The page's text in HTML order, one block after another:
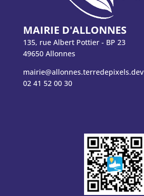
MAIRIE D'ALLONNES
135, rue Albert Pottier - BP 23
49650 Allonnes
mairie@allonnes.terredepixels.dev
02 41 52 00 30